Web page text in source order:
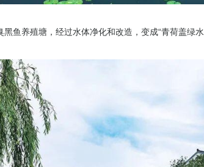
黑鱼养殖塘，经过水体净化和改造，变成“青荷盖绿